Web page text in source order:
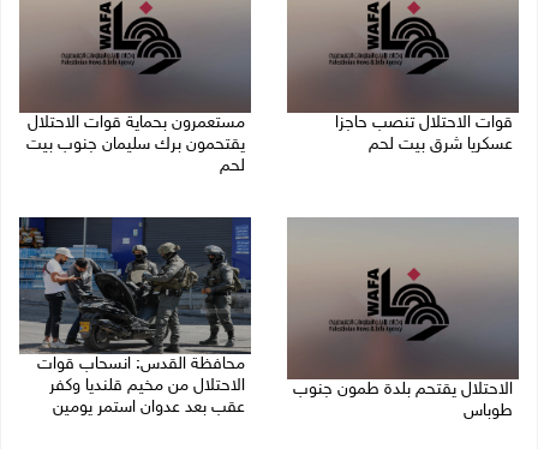
قوات الاحتلال تنصب حاجزا
عسكريا شرق بيت لحم
مستعمرون بحماية قوات الاحتلال
يقتحمون برك سليمان جنوب بيت
لحم
الاحتلال يقتحم بلدة طمون جنوب
طوباس
محافظة القدس: انسحاب قوات
الاحتلال من مخيم قلنديا وكفر
عقب بعد عدوان استمر يومين